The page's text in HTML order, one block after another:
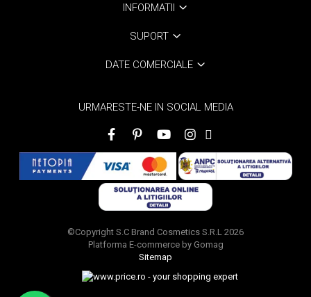
INFORMATII
SUPORT
DATE COMERCIALE
URMARESTE-NE IN SOCIAL MEDIA
©Copyright S.C Brand Cosmetics S.R.L 2026
Platforma E-commerce by Gomag
Sitemap